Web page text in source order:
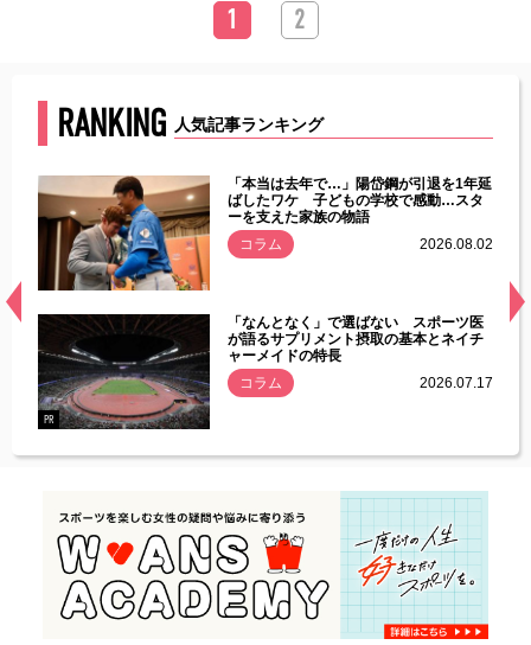
1 2
RANKING 人気記事ランキング
常
「本当は去年で…」陽岱鋼が引退を1年延
ばしたワケ 子どもの学校で感動…スタ
ーを支えた家族の物語
コラム
2026.08.02
PR
「なんとなく」で選ばない スポーツ医
が語るサプリメント摂取の基本とネイチ
ャーメイドの特長
コラム
2026.07.17